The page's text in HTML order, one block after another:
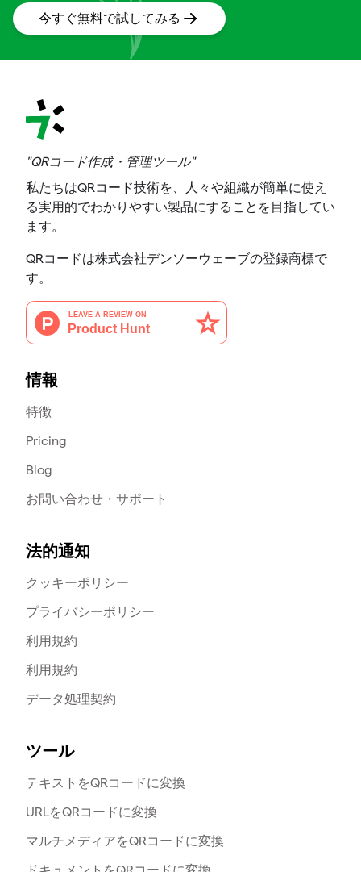
今すぐ無料で試してみる
"QRコード作成・管理ツール"
私たちはQRコード技術を、人々や組織が簡単に使え
る実用的でわかりやすい製品にすることを目指してい
ます。
QRコードは株式会社デンソーウェーブの登録商標で
す。
情報
特徴
Pricing
Blog
お問い合わせ・サポート
法的通知
クッキーポリシー
プライバシーポリシー
利用規約
利用規約
データ処理契約
ツール
テキストをQRコードに変換
URLをQRコードに変換
マルチメディアをQRコードに変換